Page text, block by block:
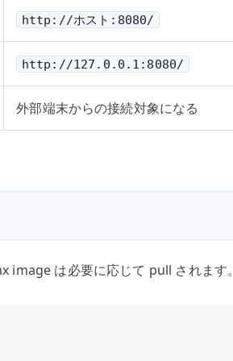
http://ホスト:8080/
http://127.0.0.1:8080/
外部端末からの接続対象になる
は必要に応じて pull されます。